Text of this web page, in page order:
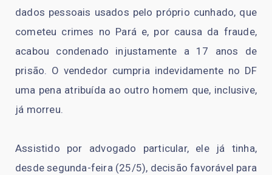
dados pessoais usados pelo próprio cunhado, que
cometeu crimes no Pará e, por causa da fraude,
acabou condenado injustamente a 17 anos de
prisão. O vendedor cumpria indevidamente no DF
uma pena atribuída ao outro homem que, inclusive,
já morreu.
Assistido por advogado particular, ele já tinha,
desde segunda-feira (25/5), decisão favorável para